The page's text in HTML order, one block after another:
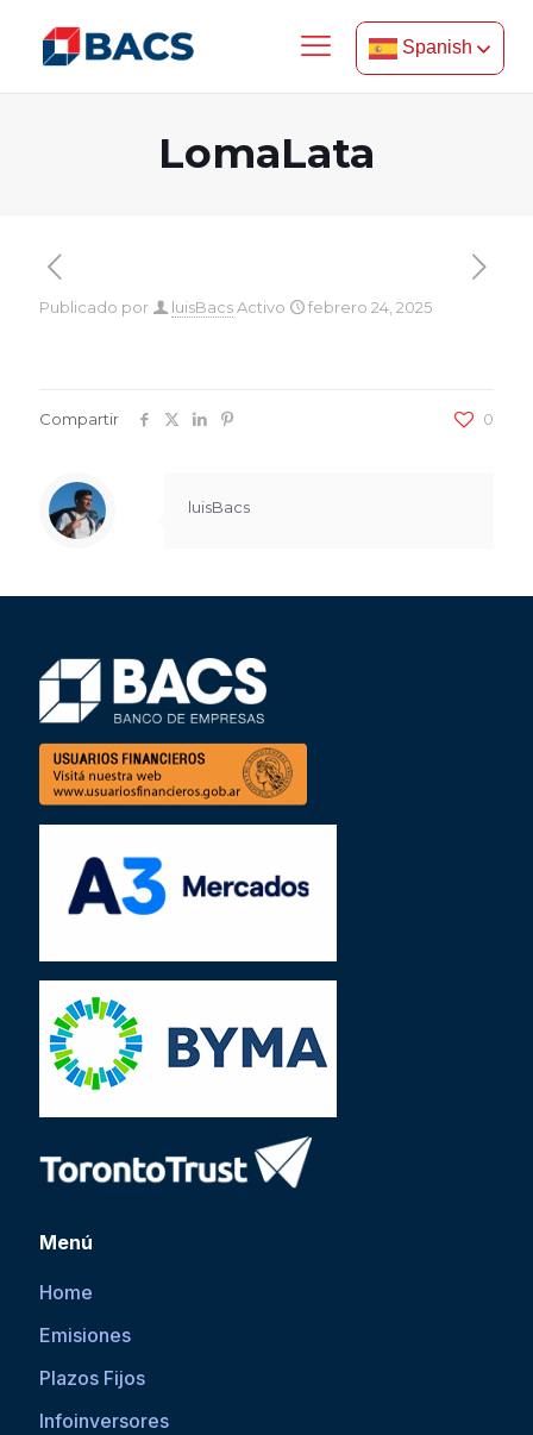
Spanish
LomaLata
Publicado por luisBacsActivo febrero 24, 2025
Compartir 0
luisBacs
Menú
Home
Emisiones
Plazos Fijos
Infoinversores